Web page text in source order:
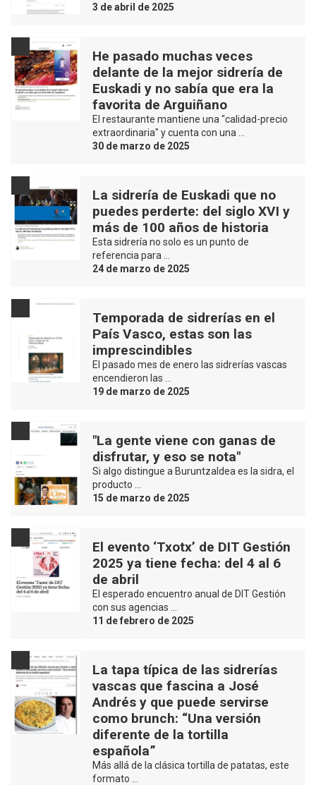
3 de abril de 2025
He pasado muchas veces
delante de la mejor sidrería de
Euskadi y no sabía que era la
favorita de Arguiñano
El restaurante mantiene una "calidad-precio
extraordinaria" y cuenta con una …
30 de marzo de 2025
La sidrería de Euskadi que no
puedes perderte: del siglo XVI y
más de 100 años de historia
Esta sidrería no solo es un punto de
referencia para …
24 de marzo de 2025
Temporada de sidrerías en el
País Vasco, estas son las
imprescindibles
El pasado mes de enero las sidrerías vascas
encendieron las …
19 de marzo de 2025
"La gente viene con ganas de
disfrutar, y eso se nota"
Si algo distingue a Buruntzaldea es la sidra, el
producto …
15 de marzo de 2025
El evento ‘Txotx’ de DIT Gestión
2025 ya tiene fecha: del 4 al 6
de abril
El esperado encuentro anual de DIT Gestión
con sus agencias …
11 de febrero de 2025
La tapa típica de las sidrerías
vascas que fascina a José
Andrés y que puede servirse
como brunch: “Una versión
diferente de la tortilla
española”
Más allá de la clásica tortilla de patatas, este
formato …